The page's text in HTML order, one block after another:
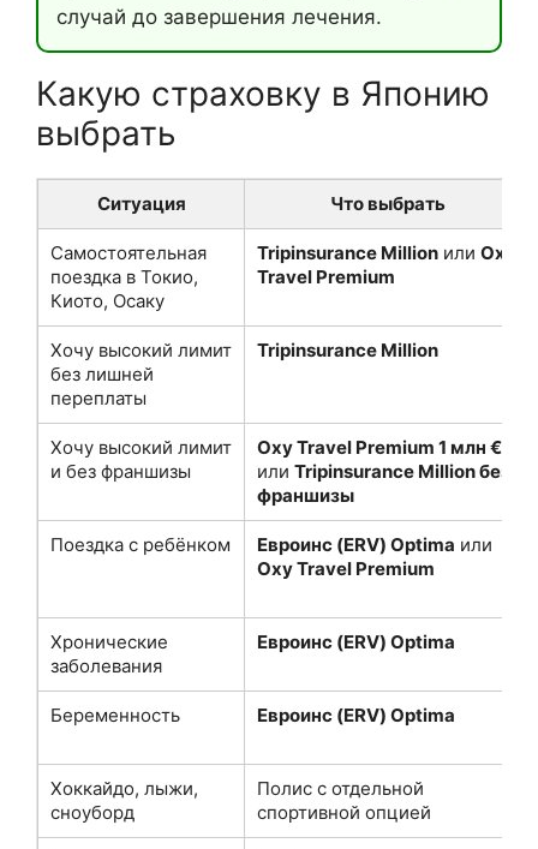
случай до завершения лечения.
Какую страховку в Японию
выбрать
Ситуация Что выбрать
Самостоятельная
поездка в Токио,
Киото, Осаку
Tripinsurance Million или Oxy
Travel Premium
Хочу высокий лимит
без лишней
переплаты
Tripinsurance Million
Хочу высокий лимит
и без франшизы
Oxy Travel Premium 1 млн €
или Tripinsurance Million без
франшизы
Поездка с ребёнком Евроинс (ERV) Optima или
Oxy Travel Premium
Хронические
заболевания
Евроинс (ERV) Optima
Беременность Евроинс (ERV) Optima
Хоккайдо, лыжи,
сноуборд
Полис с отдельной
спортивной опцией